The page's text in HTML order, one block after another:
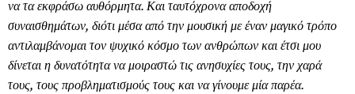
να τα εκφράσω αυθόρμητα. Και ταυτόχρονα αποδοχή
συναισθημάτων, διότι μέσα από την μουσική με έναν μαγικό τρόπο
αντιλαμβάνομαι τον ψυχικό κόσμο των ανθρώπων και έτσι μου
δίνεται η δυνατότητα να μοιραστώ τις ανησυχίες τους, την χαρά
τους, τους προβληματισμούς τους και να γίνουμε μία παρέα.